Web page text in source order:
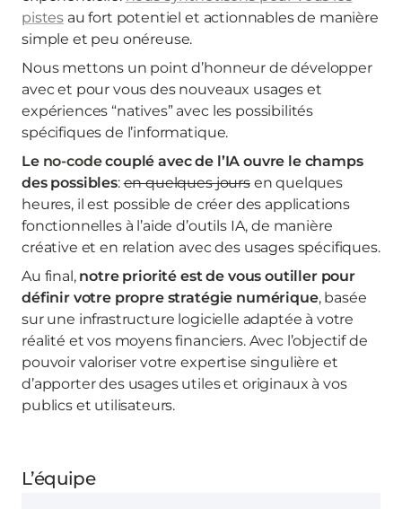
pistes au fort potentiel et actionnables de manière
simple et peu onéreuse.
Nous mettons un point d’honneur de développer
avec et pour vous des nouveaux usages et
expériences “natives” avec les possibilités
spécifiques de l’informatique.
Le no-codecouplé avec de l’IA ouvre le champs
des possibles:en quelques joursen quelques
heures, il est possible de créer des applications
fonctionnelles à l’aide d’outils IA, de manière
créative et en relation avec des usages spécifiques.
Au final, notre priorité est de vous outiller pour
définir votre propre stratégie numérique, basée
sur une infrastructure logicielle adaptée à votre
réalité et vos moyens financiers. Avec l’objectif de
pouvoir valoriser votre expertise singulière et
d’apporter des usages utiles et originaux à vos
publics et utilisateurs.
L’équipe